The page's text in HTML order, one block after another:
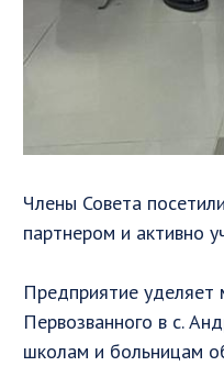
Члены Совета
партнером и активно
Предприятие уделяет
Первозванного в с.
школам и больницам